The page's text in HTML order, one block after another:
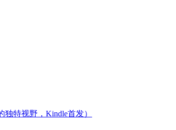
特视野，Kindle首发）